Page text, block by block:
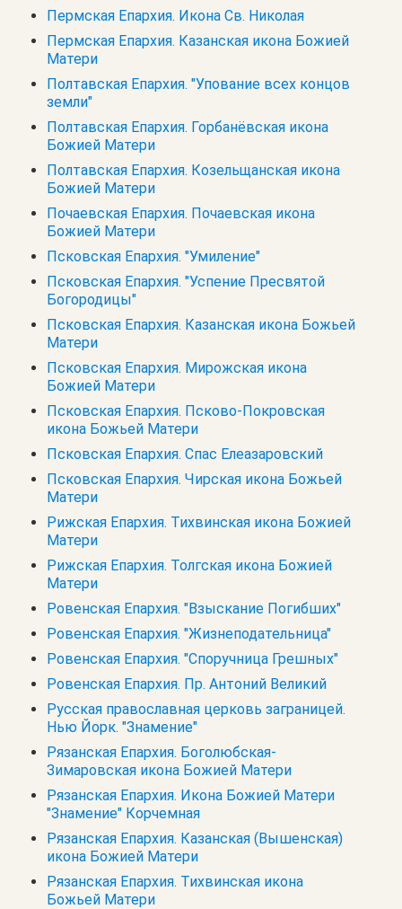
Пермская Епархия. Икона Св. Николая
Пермская Епархия. Казанская икона Божией
Матери
Полтавская Епархия. "Упование всех концов
земли"
Полтавская Епархия. Горбанёвская икона
Божией Матери
Полтавская Епархия. Козельщанская икона
Божией Матери
Почаевская Епархия. Почаевская икона
Божией Матери
Псковская Епархия. "Умиление"
Псковская Епархия. "Успение Пресвятой
Богородицы"
Псковская Епархия. Казанская икона Божьей
Матери
Псковская Епархия. Мирожская икона
Божией Матери
Псковская Епархия. Псково-Покровская
икона Божьей Матери
Псковская Епархия. Спас Елеазаровский
Псковская Епархия. Чирская икона Божьей
Матери
Рижская Епархия. Тихвинская икона Божией
Матери
Рижская Епархия. Толгская икона Божией
Матери
Ровенская Епархия. "Взыскание Погибших"
Ровенская Епархия. "Жизнеподательница"
Ровенская Епархия. "Споручница Грешных"
Ровенская Епархия. Пр. Антоний Великий
Русская православная церковь заграницей.
Нью Йорк. "Знамение"
Рязанская Епархия. Боголюбская-
Зимаровская икона Божией Матери
Рязанская Епархия. Икона Божией Матери
"Знамение" Корчемная
Рязанская Епархия. Казанская (Вышенская)
икона Божией Матери
Рязанская Епархия. Тихвинская икона
Божьей Матери